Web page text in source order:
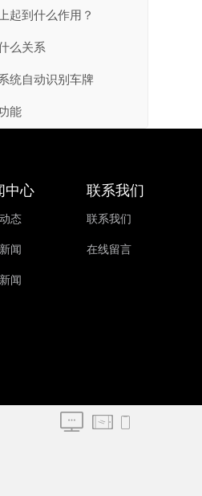
起到什么作用？
么关系
统自动识别车牌
能
中心
态
闻
闻
联系我们
联系我们
在线留言